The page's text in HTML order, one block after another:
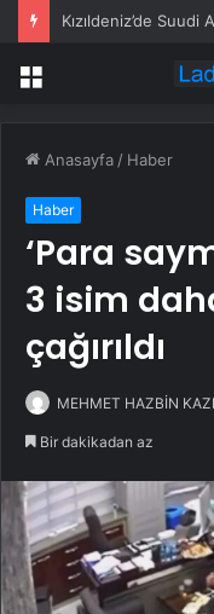
Kızıldeniz’de
Menü
Anasayfa / Haber
Haber
‘Para
3 isim
çağırıldı
MEHMET HAZBİN
Bir dakikadan az